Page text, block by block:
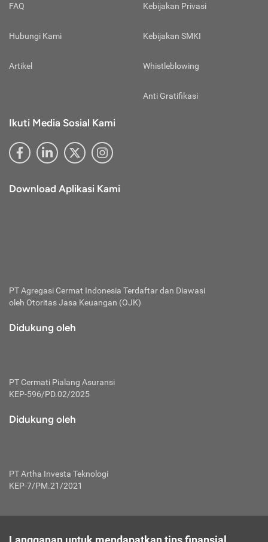
FAQ
Hubungi Kami
Artikel
Kebijakan Privasi
Kebijakan SMKI
Whistleblowing
Anti Gratifikasi
Ikuti Media Sosial Kami
Download Aplikasi Kami
PT Agregasi Cermat Indonesia Terdaftar dan Diawasi
oleh Otoritas Jasa Keuangan (OJK)
Didukung oleh
PT Cermati Pialang Asuransi
KEP-596/PD.02/2025
Didukung oleh
PT Artha Investa Teknologi
KEP-7/PM.21/2021